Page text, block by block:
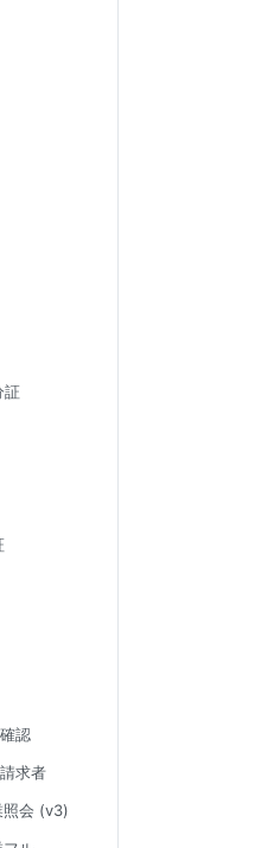
証
認
求者
会 (v3)